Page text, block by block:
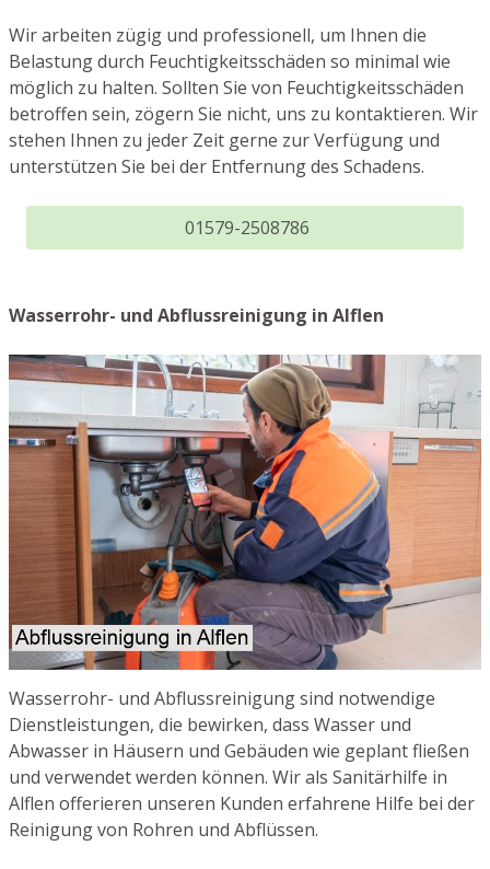
Wir arbeiten zügig und professionell, um Ihnen die
Belastung durch Feuchtigkeitsschäden so minimal wie
möglich zu halten. Sollten Sie von Feuchtigkeitsschäden
betroffen sein, zögern Sie nicht, uns zu kontaktieren. Wir
stehen Ihnen zu jeder Zeit gerne zur Verfügung und
unterstützen Sie bei der Entfernung des Schadens.
01579-2508786
Wasserrohr- und Abflussreinigung in Alflen
Wasserrohr- und Abflussreinigung sind notwendige
Dienstleistungen, die bewirken, dass Wasser und
Abwasser in Häusern und Gebäuden wie geplant fließen
und verwendet werden können. Wir als Sanitärhilfe in
Alflen offerieren unseren Kunden erfahrene Hilfe bei der
Reinigung von Rohren und Abflüssen.